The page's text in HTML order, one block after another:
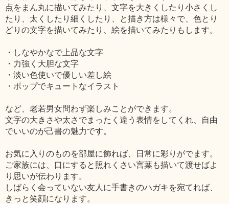
点をまん丸に描いてみたり、文字を大きくしたり小さくし
たり、太くしたり細くしたり、と描き方は様々で、色とり
どりの文字を描いてみたり、絵を描いてみたりもします。
・しなやかなで上品な文字
・力強く大胆な文字
・淡い色使いで優しい差し絵
・ポップでキュートなイラスト
など、老若男女問わず楽しみことができます。
文字の大きさや太さでまったく違う表情をしてくれ、自由
でいいのが己書の魅力です。
お気に入りのものを部屋に飾れば、日常に彩りがでます。
ご家族には、口にすると照れくさい言葉も描いて渡せばよ
り思いが伝わります。
しばらく会っていない友人に手書きのハガキを宛てれば、
きっと笑顔になります。